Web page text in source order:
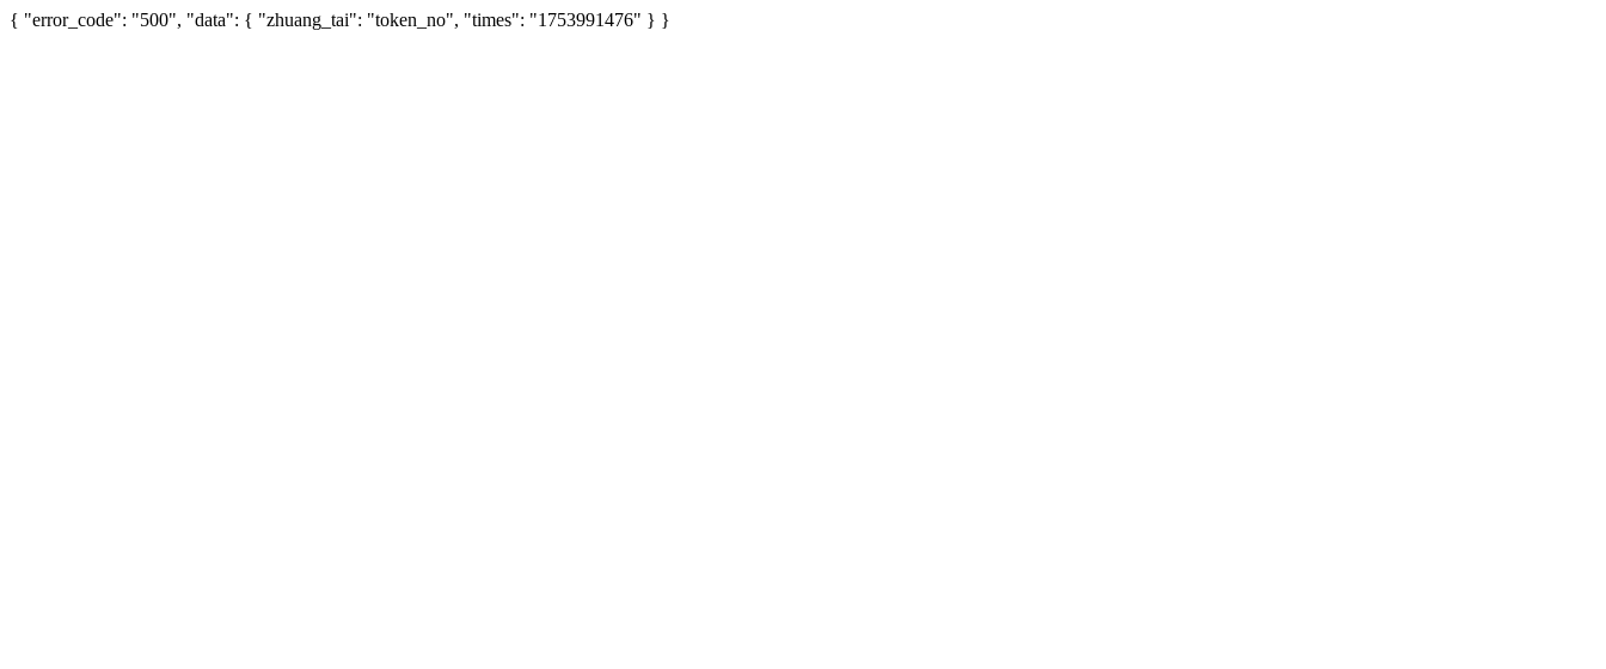
{ "error_code": "500", "data": { "zhuang_tai": "token_no", "times": "1753991476" } }